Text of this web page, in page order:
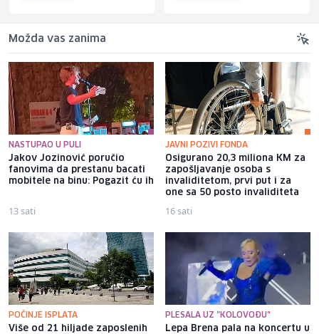
Možda vas zanima
NASTUPAO U PULI
Jakov Jozinović poručio
fanovima da prestanu bacati
mobitele na binu: Pogazit ću ih
13 sati
JAVNI POZIVI FONDA
Osigurano 20,3 miliona KM za
zapošljavanje osoba s
invaliditetom, prvi put i za
one sa 50 posto invaliditeta
16 sati
POČINJE ISPLATA
Više od 21 hiljade zaposlenih
PLESALA UZ "KOLOVOĐU"
Lepa Brena pala na koncertu u